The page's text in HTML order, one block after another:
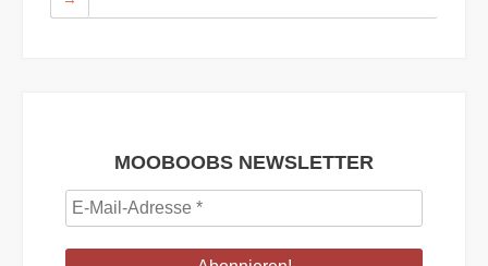
MOOBOOBS NEWSLETTER
E-
Mail-
Adresse